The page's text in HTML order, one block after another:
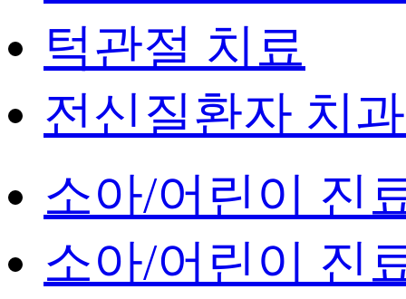
턱관절 치료
전신질환자 치
소아/어린이 진
소아/어린이 진